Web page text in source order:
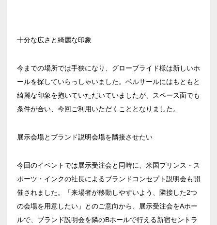
十分な広さと綺麗な印象
今までの場所では手狭になり、グローブライド様は新しいホ
ールを探していらっしゃいました。ベルサールにはもともと
綺麗な印象を抱いていただいていましたが、スペース面でも
条件が合い、今回ご利用いただくこととなりました。
展示会場とブランド説明会場を隣接させたい
今回のイベントでは展示受注会と同時に、米国プリンス・ス
ポーツ・インクの社長によるブランドコンセプト説明会も開
催されました。「来場者が移動しやすいよう、隣接した2つ
の会場を用意したい」とのご意向から、展示受注会をAホー
ルで、ブランド説明会を隣のBホールで行える新宿セントラ
ベルサール新宿南口
ベルサール新宿グランド
新宿住友ホール
新宿住友ビル三角広場
新宿住友スカイルーム
秋葉原・神田・東京エリア
飯田橋・九段・半蔵門・神保町エリア